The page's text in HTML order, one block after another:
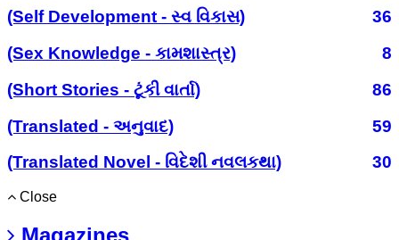
(Self Development - સ્વ વિકાસ)
36
(Sex Knowledge - કામશાસ્ત્ર)
8
(Short Stories - ટૂંકી વાર્તા)
86
(Translated - અનુવાદ)
59
(Translated Novel - વિદેશી નવલકથા)
30
Close
Magazines